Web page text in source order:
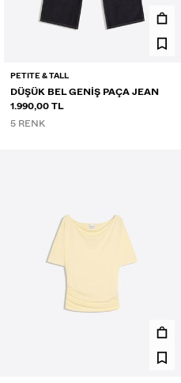
PETITE & TALL
DÜŞÜK BEL GENIŞ PAÇA JEAN
1.990,00 TL
5 RENK